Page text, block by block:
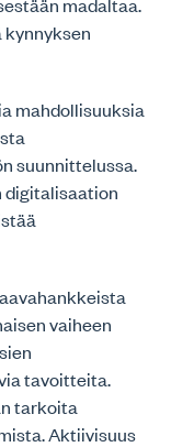
mahdollisuuksia
suunnittelussa.
digitalisaation
vaiheen
tavoitteita.
tarkoita
Aktiivisuus